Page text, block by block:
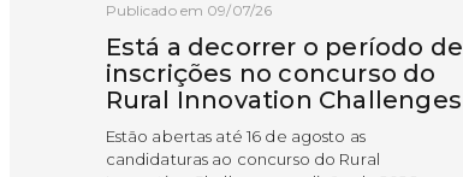
Publicado em 09/07/26
Está a decorrer o período de
inscrições no concurso do
Rural Innovation Challenges
Estão abertas até 16 de agosto as
candidaturas ao concurso do Rural